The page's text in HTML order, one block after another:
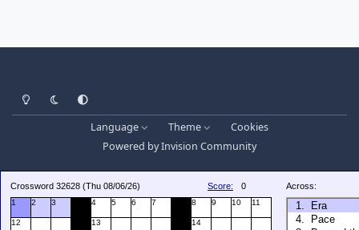
Light ModeDark ModeSystem Preference
Language Theme
Cookies
Powered byInvision Community